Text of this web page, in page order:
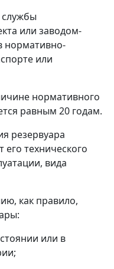
или заводом-
нормативно-
или
нормативного
равным 20 годам.
резервуара
его технического
вида
как правило,
или в